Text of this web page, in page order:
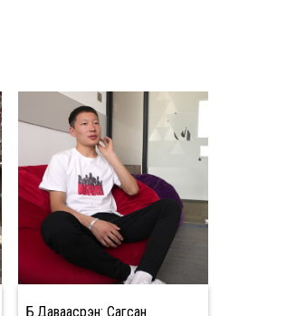
Б.Даваасүрэн: Сагсан